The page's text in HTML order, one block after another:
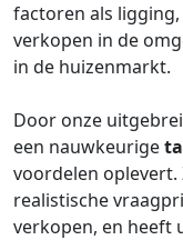
factoren als
verkopen in de
in de huizenmarkt.
Door onze
een nauwkeurige
voordelen
realistische
verkopen, en heeft